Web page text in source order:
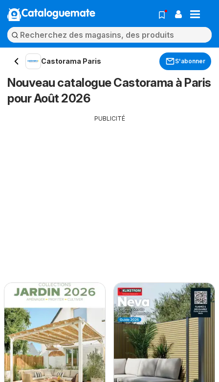
Cataloguemate
Castorama Paris S'abonner
Nouveau catalogue Castorama à Paris
pour Août 2026
PUBLICITÉ